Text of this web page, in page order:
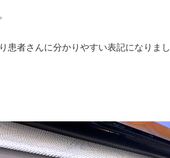
タ
否される患者さんへ
各種証明書の発行
患者さんに分かりやすい表記になりまし